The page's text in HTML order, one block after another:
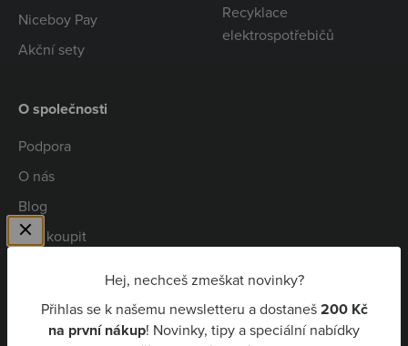
Hej, nechceš zmeškat novinky?
Přihlas se k našemu newsletteru a dostaneš200 Kč
na první nákup! Novinky, tipy a speciální nabídky
Niceboy Pay
Akční sety
Recyklace
elektrospotřebičů
O společnosti
Podpora
O nás
Blog
Kde koupit
Niceboy Pay